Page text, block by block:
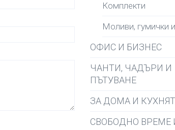
Комплекти
Моливи, гумички
ОФИС И БИЗНЕС
ЧАНТИ, ЧАДЪРИ И
ПЪТУВАНЕ
ЗА ДОМА И
СВОБОДНО ВРЕМЕ